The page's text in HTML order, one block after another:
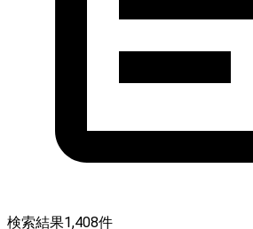
検索結果1,408件